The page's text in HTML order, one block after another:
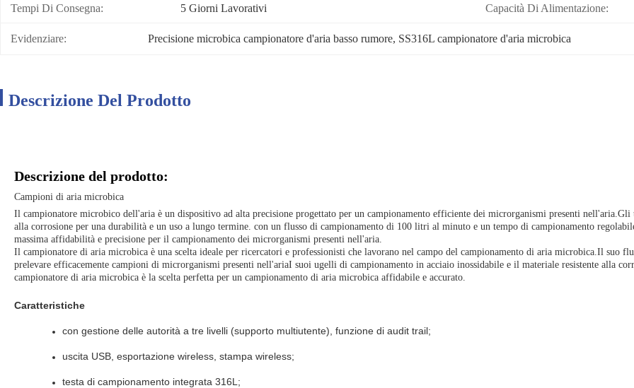
Tempi Di Consegna: 5 Giorni Lavorativi Capacità Di Alimentazione:
Evidenziare: Precisione microbica campionatore d'aria basso rumore, SS316L campionatore d'aria microbica
Descrizione Del Prodotto
Descrizione del prodotto:
Campioni di aria microbica
Il campionatore microbico dell'aria è un dispositivo ad alta precisione progettato per un campionamento efficiente dei microrganismi presenti
alla corrosione per una durabilità e un uso a lungo termine. con un flusso di campionamento di 100 litri al minuto e un tempo di campionamento
massima affidabilità e precisione per il campionamento dei microrganismi presenti nell'aria.
Il campionatore di aria microbica è una scelta ideale per ricercatori e professionisti che lavorano nel campo del campionamento di aria microbica.Il suo
prelevare efficacemente campioni di microrganismi presenti nell'ariaI suoi ugelli di campionamento in acciaio inossidabile e il materiale resistente alla
campionatore di aria microbica è la scelta perfetta per un campionamento di aria microbica affidabile e accurato.
Caratteristiche
con gestione delle autorità a tre livelli (supporto multiutente), funzione di audit trail;
uscita USB, esportazione wireless, stampa wireless;
testa di campionamento integrata 316L;